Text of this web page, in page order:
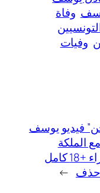
وفاة
وفيات
فيديو يوسف
الملكة
الشقراء +18 كامل
حذف →